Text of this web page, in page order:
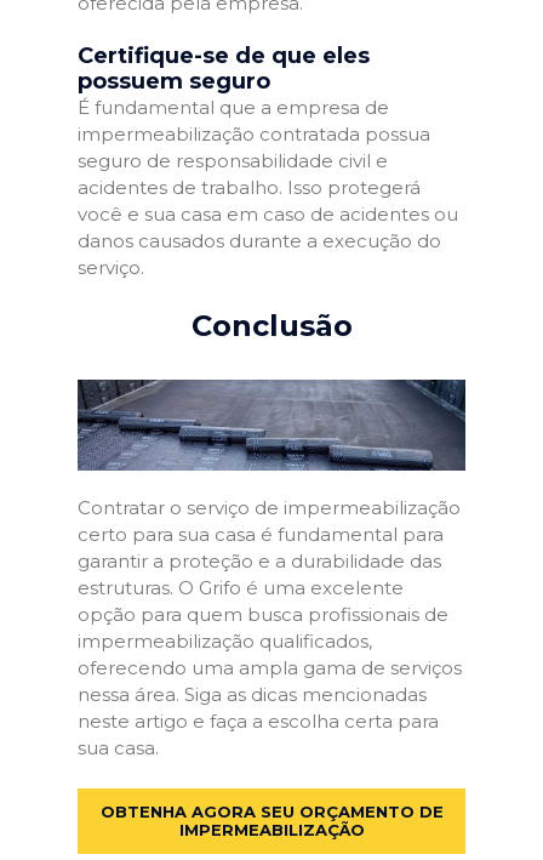
Certifique-se de que eles
possuem seguro
É fundamental que a empresa de
impermeabilização contratada possua
seguro de responsabilidade civil e
acidentes de trabalho. Isso protegerá
você e sua casa em caso de acidentes ou
danos causados durante a execução do
serviço.
Conclusão
Contratar o serviço de impermeabilização
certo para sua casa é fundamental para
garantir a proteção e a durabilidade das
estruturas. O Grifo é uma excelente
opção para quem busca profissionais de
impermeabilização qualificados,
oferecendo uma ampla gama de serviços
nessa área. Siga as dicas mencionadas
neste artigo e faça a escolha certa para
sua casa.
OBTENHA AGORA SEU ORÇAMENTO DE
IMPERMEABILIZAÇÃO